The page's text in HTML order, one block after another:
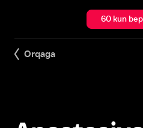
60 kun
Orqaga